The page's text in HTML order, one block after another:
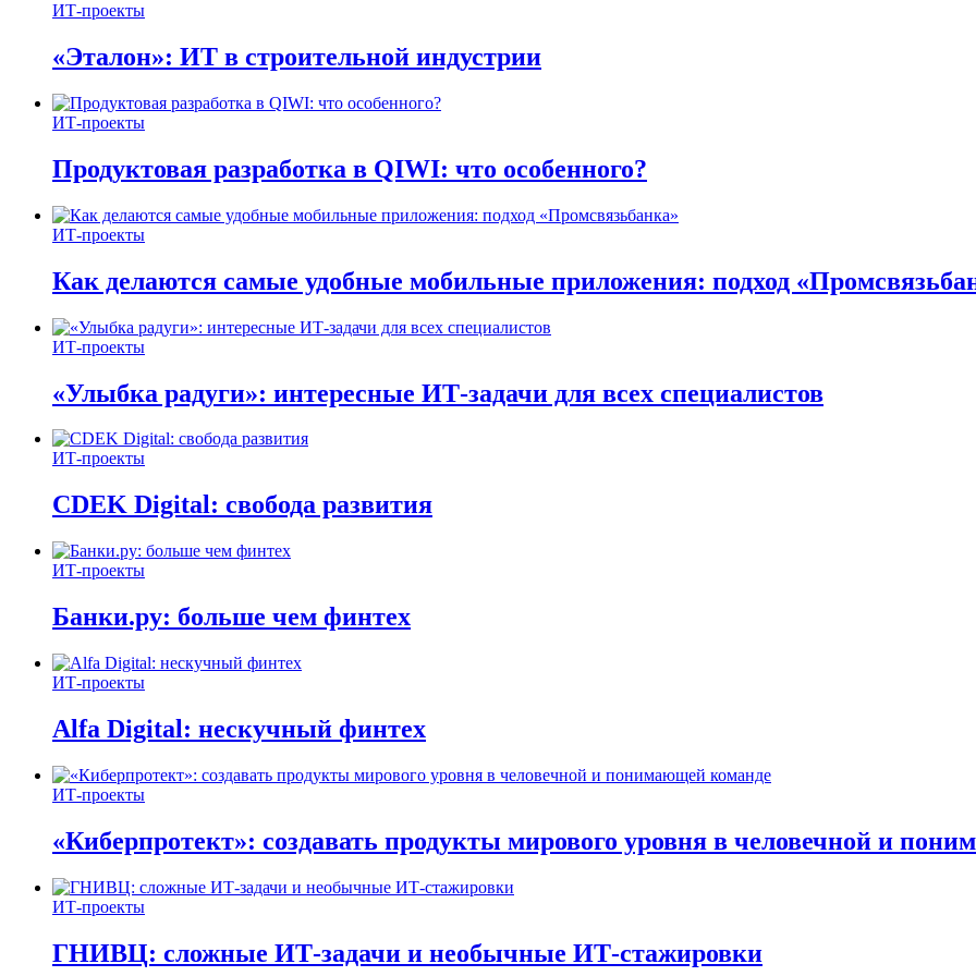
ИТ-проекты
«Эталон»: ИТ в строительной индустрии
ИТ-проекты
Продуктовая разработка в QIWI: что особенного?
ИТ-проекты
Как делаются самые удобные мобильные приложения: подход
ИТ-проекты
«Улыбка радуги»: интересные ИТ-задачи для всех специалистов
ИТ-проекты
CDEK Digital: свобода развития
ИТ-проекты
Банки.ру: больше чем финтех
ИТ-проекты
Alfa Digital: нескучный финтех
ИТ-проекты
«Киберпротект»: создавать продукты мирового уровня в человечной и
ИТ-проекты
ГНИВЦ: сложные ИТ‑задачи и необычные ИТ‑стажировки